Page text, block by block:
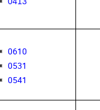
0610
0531
0541